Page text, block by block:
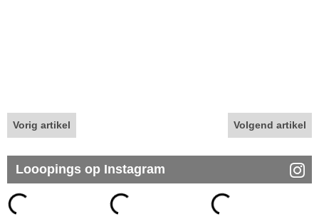
Vorig artikel Volgend artikel
Looopings op Instagram